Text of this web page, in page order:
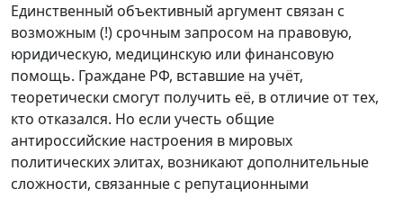
Единственный объективный аргумент связан с
возможным (!) срочным запросом на правовую,
юридическую, медицинскую или финансовую
помощь. Граждане РФ, вставшие на учёт,
теоретически смогут получить её, в отличие от тех,
кто отказался. Но если учесть общие
антироссийские настроения в мировых
политических элитах, возникают дополнительные
сложности, связанные с репутационными